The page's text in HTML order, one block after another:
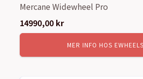
Mercane Widewheel Pro
14990,00 kr
MER INFO HOS